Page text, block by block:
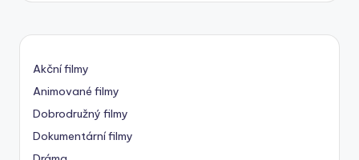
Akční filmy
Animované filmy
Dobrodružný filmy
Dokumentární filmy